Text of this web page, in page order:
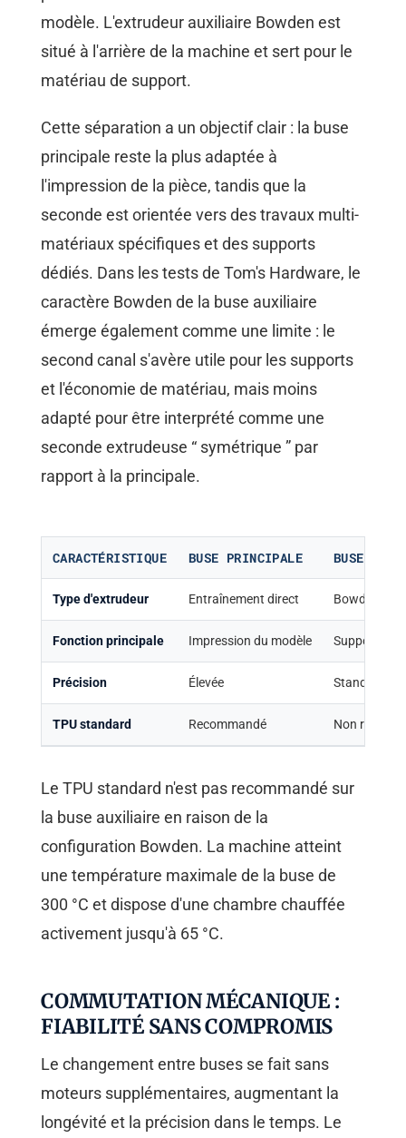
modèle. L'extrudeur auxiliaire Bowden est
situé à l'arrière de la machine et sert pour le
matériau de support.
Cette séparation a un objectif clair : la buse
principale reste la plus adaptée à
l'impression de la pièce, tandis que la
seconde est orientée vers des travaux multi-
matériaux spécifiques et des supports
dédiés. Dans les tests de Tom's Hardware, le
caractère Bowden de la buse auxiliaire
émerge également comme une limite : le
second canal s'avère utile pour les supports
et l'économie de matériau, mais moins
adapté pour être interprété comme une
seconde extrudeuse “ symétrique ” par
rapport à la principale.
CARACTÉRISTIQUE BUSE PRINCIPALE BUSE
Type d'extrudeur Entraînement direct Bowden
Fonction principale Impression du modèle Supports et
Précision Élevée Standard
TPU standard Recommandé Non
Le TPU standard n'est pas recommandé sur
la buse auxiliaire en raison de la
configuration Bowden. La machine atteint
une température maximale de la buse de
300 °C et dispose d'une chambre chauffée
activement jusqu'à 65 °C.
COMMUTATION MÉCANIQUE :
FIABILITÉ SANS COMPROMIS
Le changement entre buses se fait sans
moteurs supplémentaires, augmentant la
longévité et la précision dans le temps. Le